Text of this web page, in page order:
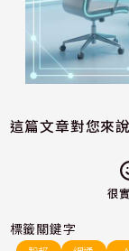
這篇文章對您來
很
標籤關鍵字